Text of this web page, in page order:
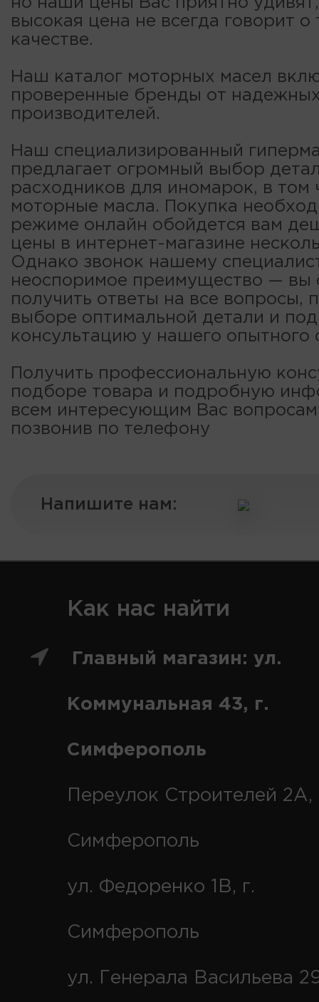
высокая цена не всегда говорит
качестве.
Наш каталог моторных масел
проверенные бренды от
производителей.
Наш специализированный
предлагает огромный выбор
расходников для иномарок, в том
моторные масла. Покупка
режиме онлайн обойдется вам
цены в интернет-магазине
Однако звонок нашему
неоспоримое преимущество — вы
получить ответы на все вопросы,
выборе оптимальной детали и
консультацию у нашего опытного
Получить профессиональную
подборе товара и подробную
всем интересующим Вас
позвонив по телефону
Напишите нам:
Как нас найти
Главный магазин: ул.
Коммунальная 43, г.
Симферополь
Переулок Строителей 2А,
Симферополь
ул. Федоренко 1В, г.
Симферополь
ул. Генерала Васильева